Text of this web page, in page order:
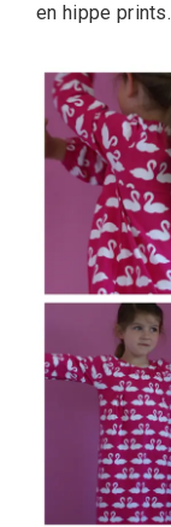
en hippe prints.